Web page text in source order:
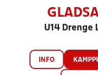
U14 Drenge
INFO